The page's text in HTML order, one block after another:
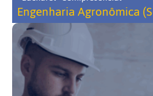
Engenharia Agronômica